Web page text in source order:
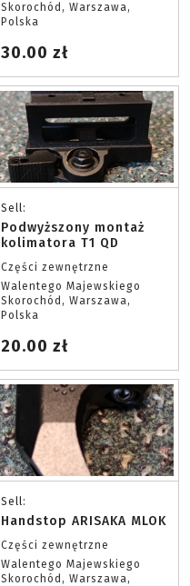
Skorochód, Warszawa,
Polska
30.00 zł
Sell:
Podwyższony montaż
kolimatora T1 QD
Części zewnętrzne
Walentego Majewskiego
Skorochód, Warszawa,
Polska
20.00 zł
Sell:
Handstop ARISAKA MLOK
Części zewnętrzne
Walentego Majewskiego
Skorochód, Warszawa,